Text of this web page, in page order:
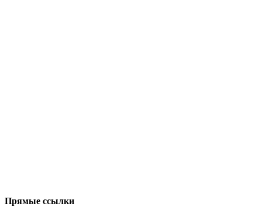
Прямые ссылки